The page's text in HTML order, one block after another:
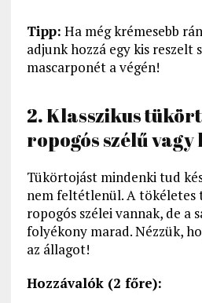
Tipp: Ha még krémesebb
adjunk hozzá egy kis reszelt
mascarponét a végén!
2. Klasszikus
ropogós szélű
Tükörtojást mindenki tud
nem feltétlenül. A tökéletes
ropogós szélei vannak, de a
folyékony marad. Nézzük,
az állagot!
Hozzávalók (2 főre):